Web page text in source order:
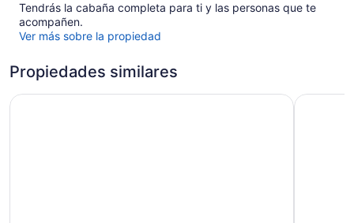
Tendrás la cabaña completa para ti y las personas que te
acompañen.
Ver más sobre la propiedad
Propiedades similares
Pine Peaks Lodge & Suites Cragun's